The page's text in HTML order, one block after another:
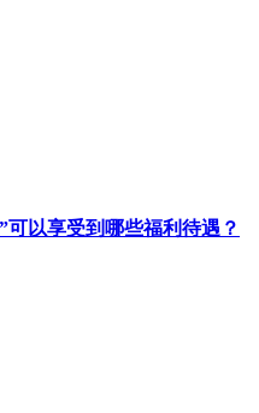
以享受到哪些福利待遇？